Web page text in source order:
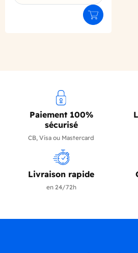
Ajouter au
Paiement 100%
sécurisé
CB, Visa ou Mastercard
Livraison rapide
en 24/72h